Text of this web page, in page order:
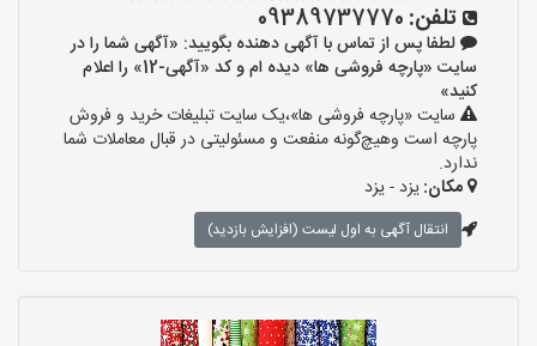
تلفن: 09389737770
لطفا پس از تماس با آگهی دهنده بگویید: «آگهی شما را در
سایت «پارچه فروشی ها» دیده ام و کد «آگهی-12» را اعلام
کنید»
سایت «پارچه فروشی ها»،یک سایت تبلیغات خرید و فروش
پارچه است وهیچ‌گونه منفعت و مسئولیتی در قبال معاملات شما
ندارد.
مکان:یزد - یزد
انتقال آگهی به اول لیست (افزایش بازدید)